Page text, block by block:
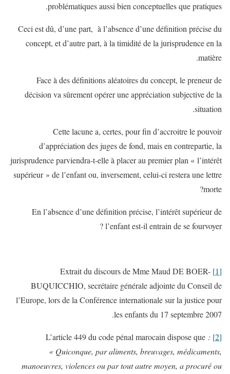
problématiques aussi bien conceptuelles que pratiques.
Ceci est dû, d’une part, à l’absence d’une définition précise du
concept, et d’autre part, à la timidité de la jurisprudence en la
matière.
Face à des définitions aléatoires du concept, le preneur de
décision va sûrement opérer une appréciation subjective de la
situation.
Cette lacune a, certes, pour fin d’accroitre le pouvoir
d’appréciation des juges de fond, mais en contrepartie, la
jurisprudence parviendra-t-elle à placer au premier plan « l’intérêt
supérieur » de l’enfant ou, inversement, celui-ci restera une lettre
morte?
En l’absence d’une définition précise, l’intérêt supérieur de
l’enfant est-il entrain de se fourvoyer ?
[1]
Extrait du discours de Mme Maud DE BOER-
BUQUICCHIO, secrétaire générale adjointe du Conseil de
l’Europe, lors de la Conférence internationale sur la justice pour
les enfants du 17 septembre 2007.
[2]
:
« Quiconque, par aliments, breuvages, médicaments,
manoeuvres, violences ou par tout autre moyen, a procuré ou